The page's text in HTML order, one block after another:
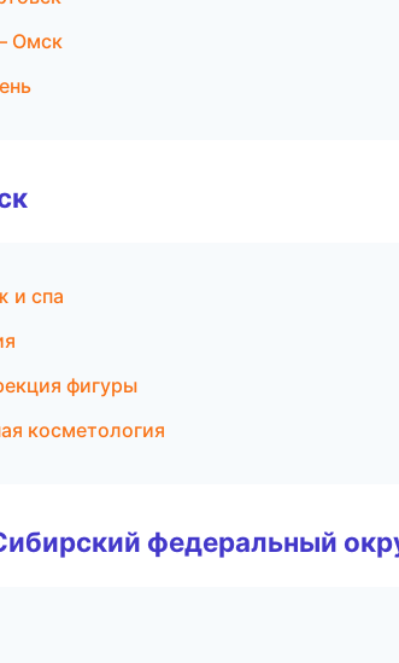
Омск
и спа
фигуры
косметология
федеральный